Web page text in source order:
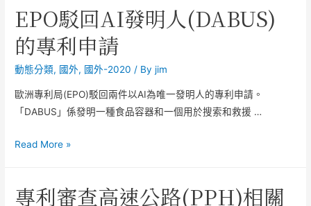
EPO駁回AI發明人(DABUS)
的專利申請
動態分類, 國外, 國外-2020 / Byjim
歐洲專利局(EPO)駁回兩件以AI為唯一發明人的專利申請。
「DABUS」係發明一種食品容器和一個用於搜索和救援 …
Read More »
專利審查高速公路(PPH)相關